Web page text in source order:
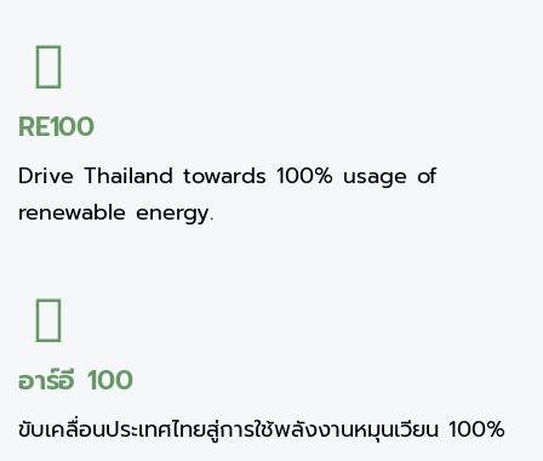
RE100
Drive Thailand towards 100% usage of
renewable energy.
อาร์อี 100
ขับเคลื่อนประเทศไทยสู่การใช้พลังงานหมุนเวียน 100%